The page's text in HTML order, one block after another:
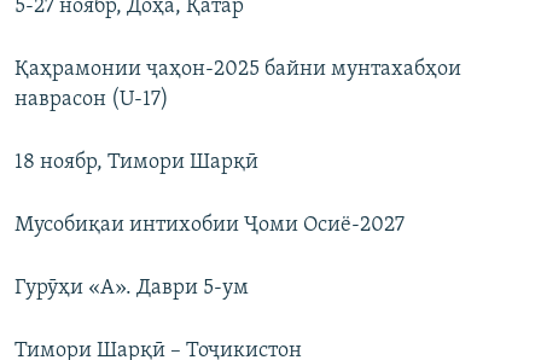
5-27 ноябр, Доҳа, Қатар
Қаҳрамонии ҷаҳон-2025 байни мунтахабҳои
наврасон (U-17)
18 ноябр, Тимори Шарқӣ
Мусобиқаи интихобии Ҷоми Осиё-2027
Гурӯҳи «А». Даври 5-ум
Тимори Шарқӣ – Тоҷикистон